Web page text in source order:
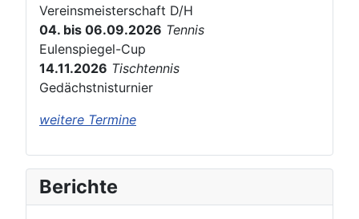
Vereinsmeisterschaft D/H
04. bis 06.09.2026 Tennis
Eulenspiegel-Cup
14.11.2026 Tischtennis
Gedächstnisturnier
weitere Termine
Berichte